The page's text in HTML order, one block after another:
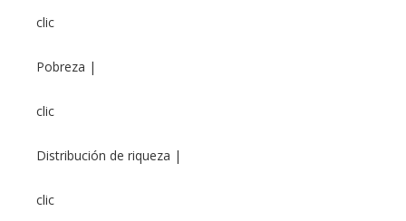
clic
Pobreza |
clic
Distribución de riqueza |
clic